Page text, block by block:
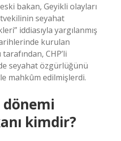
bakan, Geyikli olayları
seyahat
iddiasıyla yargılanmış
kurulan
CHP’li
seyahat özgürlüğünü
mahkûm edilmişlerdi.
dönemi
kimdir?